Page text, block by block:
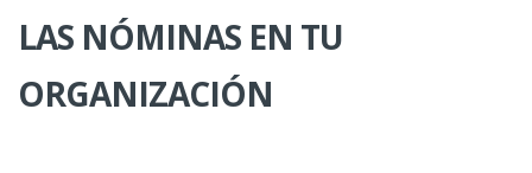
LAS NÓMINAS EN TU
ORGANIZACIÓN